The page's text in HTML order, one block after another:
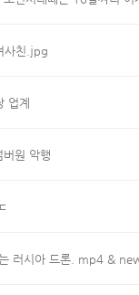
사친.jpg
업계
원 악행
러시아 드론. mp4 &